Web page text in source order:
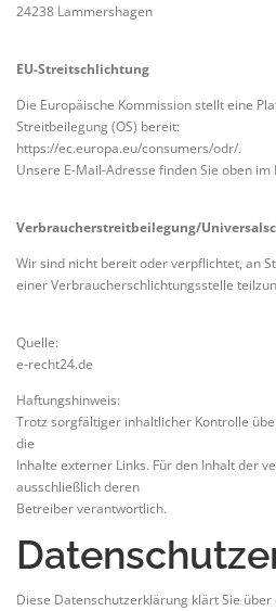
24238 Lammershagen
EU-Streitschlichtung
Die Europäische Kommission stellt eine
Streitbeilegung (OS) bereit:
https://ec.europa.eu/consumers/odr/.
Unsere E-Mail-Adresse finden Sie oben im
Verbraucherstreitbeilegung/
Wir sind nicht bereit oder verpflichtet, an
einer Verbraucherschlichtungsstelle
Quelle:
e-recht24.de
Haftungshinweis:
Trotz sorgfältiger inhaltlicher Kontrolle
die
Inhalte externer Links. Für den Inhalt der
ausschließlich deren
Betreiber verantwortlich.
Diese Datenschutzerklärung klärt Sie